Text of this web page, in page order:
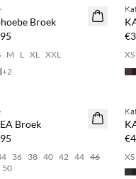
Broek
M L XL XXL
+2
XS
Broek
36 38 40 42 44 46
50
XS